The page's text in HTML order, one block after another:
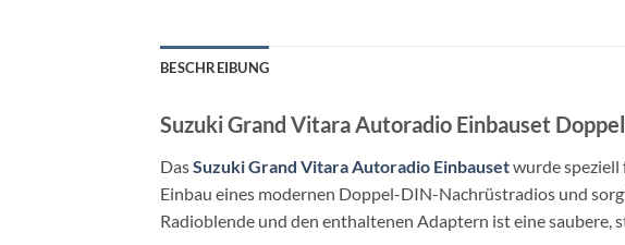
BESCHREIBUNG
Suzuki Grand Vitara Autoradio Einbauset
DasSuzuki Grand Vitara Autoradio Einbausetwurde speziell
Einbau eines modernen Doppel-DIN-Nachrüstradios und
Radioblende und den enthaltenen Adaptern ist eine